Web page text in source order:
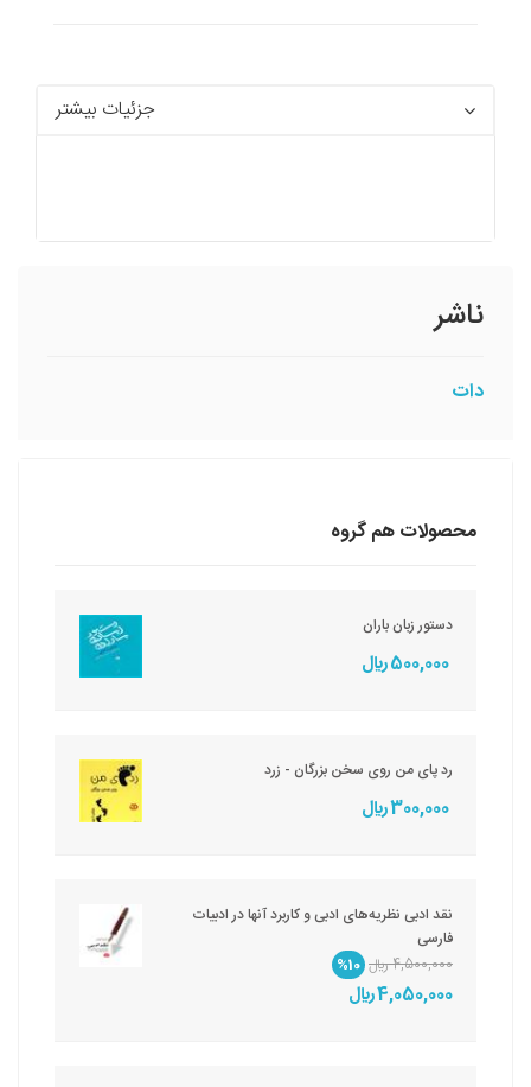
جزئیات بیشتر
ناشر
دات
محصولات هم گروه
دستور زبان باران
500,000 ريال
رد پای من روی سخن بزرگان - زرد
300,000 ريال
نقد ادبی نظریه‌های ادبی و کاربرد آنها در ادبیات
فارسی
4,500,000 ريال
%10
4,050,000 ريال